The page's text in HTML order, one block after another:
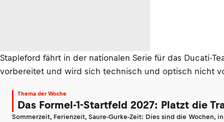
Stapleford fährt in der nationalen Serie für das Ducati-
vorbereitet und wird sich technisch und optisch nicht
Thema der Woche
Das Formel-1-Startfeld 2027: Platzt die
Sommerzeit, Ferienzeit, Saure-Gurke-Zeit: Dies sind die